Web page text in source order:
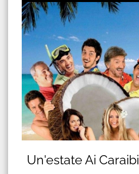
Un'estate Ai Caraibi